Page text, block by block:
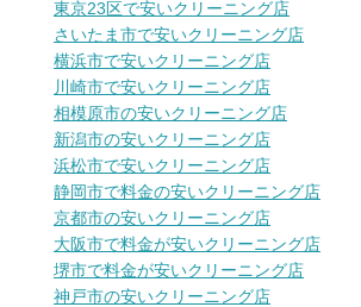
東京23区で安いクリーニング店
さいたま市で安いクリーニング店
横浜市で安いクリーニング店
川崎市で安いクリーニング店
相模原市の安いクリーニング店
新潟市の安いクリーニング店
浜松市で安いクリーニング店
静岡市で料金の安いクリーニング店
京都市の安いクリーニング店
大阪市で料金が安いクリーニング店
堺市で料金が安いクリーニング店
神戸市の安いクリーニング店